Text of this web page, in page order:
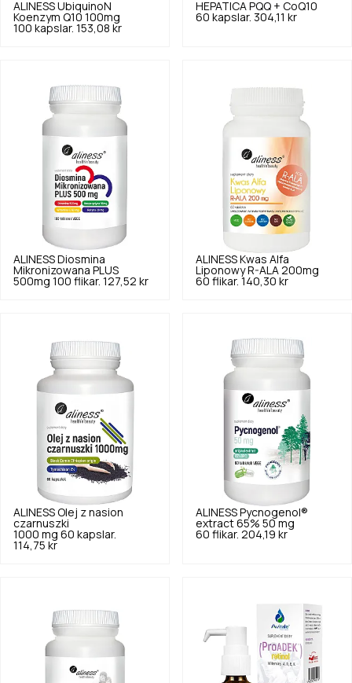
ALINESS UbiquinoN
Koenzym Q10 100mg
100 kapslar. 153,08 kr
HEPATICA PQQ + CoQ10
60 kapslar. 304,11 kr
ALINESS Diosmina
Mikronizowana PLUS
500mg 100 flikar. 127,52 kr
ALINESS Kwas Alfa
Liponowy R-ALA 200mg
60 flikar. 140,30 kr
ALINESS Olej z nasion
czarnuszki
1000 mg 60 kapslar.
114,75 kr
ALINESS Pycnogenol®
extract 65% 50 mg
60 flikar. 204,19 kr